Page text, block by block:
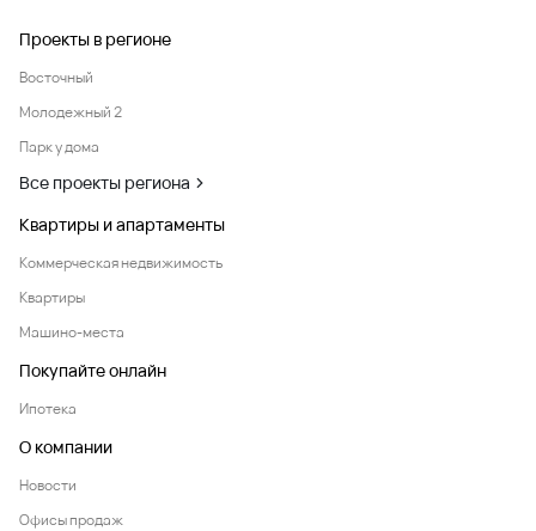
Проекты в регионе
Восточный
Молодежный 2
Парк у дома
Все проекты региона
Квартиры и апартаменты
Коммерческая недвижимость
Квартиры
Машино-места
Покупайте онлайн
Ипотека
О компании
Новости
Офисы продаж